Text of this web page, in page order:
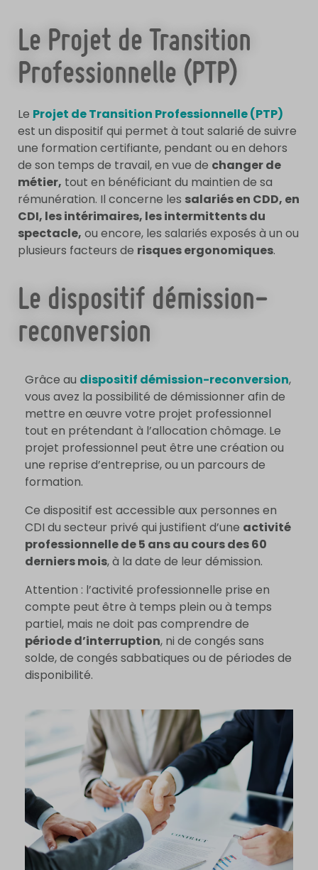
Le Projet de Transition
Professionnelle (PTP)
Le Projet de Transition Professionnelle (PTP)
est un dispositif qui permet à tout salarié de suivre
une formation certifiante, pendant ou en dehors
de son temps de travail, en vue de changer de
métier, tout en bénéficiant du maintien de sa
rémunération. Il concerne les salariés en CDD, en
CDI, les intérimaires, les intermittents du
spectacle, ou encore, les salariés exposés à un ou
plusieurs facteurs de risques ergonomiques.
Le dispositif démission-
reconversion
Grâce au dispositif démission-reconversion,
vous avez la possibilité de démissionner afin de
mettre en œuvre votre projet professionnel
tout en prétendant à l’allocation chômage. Le
projet professionnel peut être une création ou
une reprise d’entreprise, ou un parcours de
formation.
Ce dispositif est accessible aux personnes en
CDI du secteur privé qui justifient d’une activité
professionnelle de 5 ans au cours des 60
derniers mois, à la date de leur démission.
Attention : l’activité professionnelle prise en
compte peut être à temps plein ou à temps
partiel, mais ne doit pas comprendre de
période d’interruption, ni de congés sans
solde, de congés sabbatiques ou de périodes de
disponibilité.